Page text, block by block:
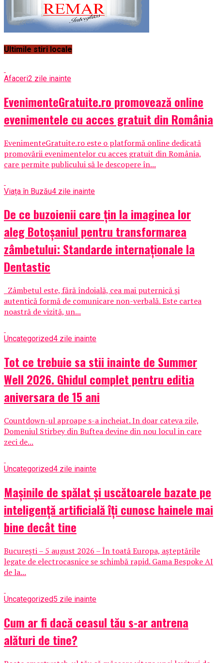
Ultimile stiri locale
Afaceri2 zile inainte
EvenimenteGratuite.ro promovează online
evenimentele cu acces gratuit din România
EvenimenteGratuite.ro este o platformă online dedicată
promovării evenimentelor cu acces gratuit din România,
care permite publicului să le descopere în...
Viața în Buzău4 zile inainte
De ce buzoienii care țin la imaginea lor
aleg Botoșaniul pentru transformarea
zâmbetului: Standarde internaționale la
Dentastic
Zâmbetul este, fără îndoială, cea mai puternică și
autentică formă de comunicare non-verbală. Este cartea
noastră de vizită, un...
Uncategorized4 zile inainte
Tot ce trebuie sa stii inainte de Summer
Well 2026. Ghidul complet pentru editia
aniversara de 15 ani
Countdown-ul aproape s-a incheiat. In doar cateva zile,
Domeniul Stirbey din Buftea devine din nou locul in care
zeci de...
Uncategorized4 zile inainte
Mașinile de spălat și uscătoarele bazate pe
inteligență artificială îți cunosc hainele mai
bine decât tine
București – 5 august 2026 – În toată Europa, așteptările
legate de electrocasnice se schimbă rapid. Gama Bespoke AI
de la...
Uncategorized5 zile inainte
Cum ar fi dacă ceasul tău s-ar antrena
alături de tine?